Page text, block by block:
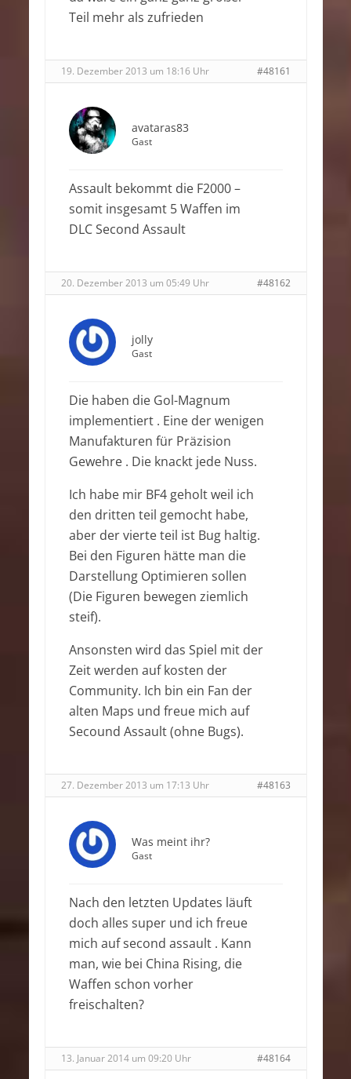
Teil mehr als zufrieden
19. Dezember 2013 um 18:16 Uhr #48161
avataras83
Gast
Assault bekommt die F2000 –
somit insgesamt 5 Waffen im
DLC Second Assault
20. Dezember 2013 um 05:49 Uhr #48162
jolly
Gast
Die haben die Gol-Magnum
implementiert . Eine der wenigen
Manufakturen für Präzision
Gewehre . Die knackt jede Nuss.
Ich habe mir BF4 geholt weil ich
den dritten teil gemocht habe,
aber der vierte teil ist Bug haltig.
Bei den Figuren hätte man die
Darstellung Optimieren sollen
(Die Figuren bewegen ziemlich
steif).
Ansonsten wird das Spiel mit der
Zeit werden auf kosten der
Community. Ich bin ein Fan der
alten Maps und freue mich auf
Secound Assault (ohne Bugs).
27. Dezember 2013 um 17:13 Uhr #48163
Was meint ihr?
Gast
Nach den letzten Updates läuft
doch alles super und ich freue
mich auf second assault . Kann
man, wie bei China Rising, die
Waffen schon vorher
freischalten?
13. Januar 2014 um 09:20 Uhr #48164